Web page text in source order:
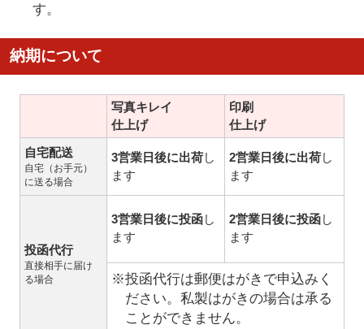
す。
納期について
写真キレイ
仕上げ
印刷
仕上げ
自宅配送
自宅（お手元）
に送る場合
3営業日後に出荷し
ます
2営業日後に出荷し
ます
投函代行
直接相手に届け
る場合
3営業日後に投函し
ます
2営業日後に投函し
ます
※投函代行は郵便はがきで申込みく
ださい。私製はがきの場合は承る
ことができません。